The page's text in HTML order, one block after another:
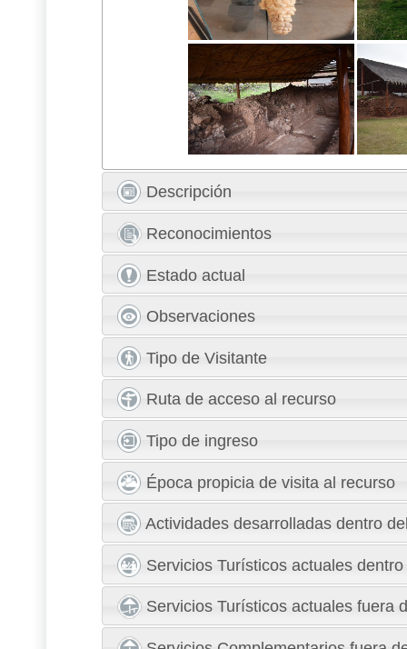
Descripción
Reconocimientos
Estado actual
Observaciones
Tipo de Visitante
Ruta de acceso al recurso
Tipo de ingreso
Época propicia de visita al recurso
Actividades desarrolladas dentro
Servicios Turísticos actuales
Servicios Turísticos actuales fuera